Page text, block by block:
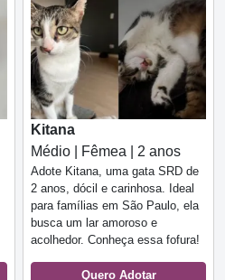
Kitana
Médio | Fêmea | 2 anos
Adote Kitana, uma gata SRD de
2 anos, dócil e carinhosa. Ideal
para famílias em São Paulo, ela
busca um lar amoroso e
acolhedor. Conheça essa fofura!
Quero Adotar